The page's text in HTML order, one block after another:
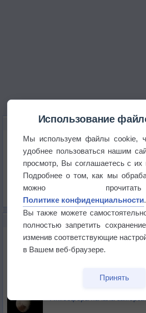
КАРТЫ ПОГОДЫ В ПИРЕЕ
Температура
Давление
Осадки
Список всех карт
Космическая погода влияет
Атмосфера начала
Использование
Мы используем файлы cookie,
удобнее пользоваться нашим
просмотр, Вы соглашаетесь с их
Подробнее о том, как мы
можно
Политике конфиденциальности.
Вы также можете
полностью запретить
изменив соответствующие
в Вашем веб-браузере.
Принять